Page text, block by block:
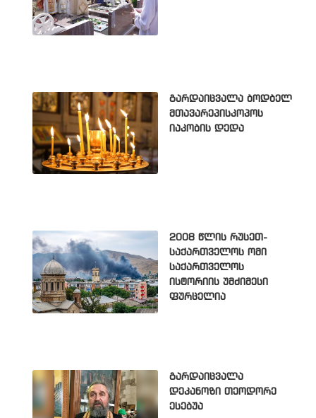
გარდაიცვალა ბოდბელ
მთავარეპისკოპოს
იაკობის დედა
2008 წლის რუსეთ-
საქართველოს ომი
საქართველოს
ისტორიის უმძიმესი
ფურცელია
გარდაიცვალა
დეკანოზი თეოდორე
ესებუა